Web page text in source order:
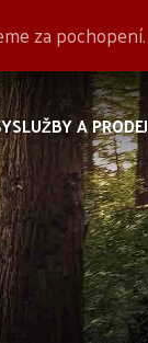
za pochopení.
SLUŽBY A PRODEJ